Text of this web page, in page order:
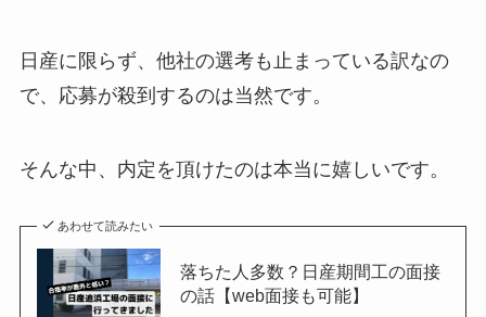
日産に限らず、他社の選考も止まっている訳なの
で、応募が殺到するのは当然です。
そんな中、内定を頂けたのは本当に嬉しいです。
あわせて読みたい
落ちた人多数？日産期間工の面接
の話【web面接も可能】